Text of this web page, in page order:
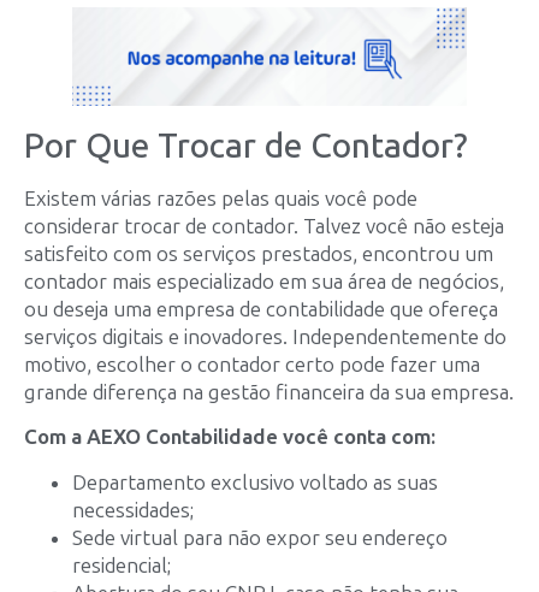
Por Que Trocar de Contador?
Existem várias razões pelas quais você pode
considerar trocar de contador. Talvez você não esteja
satisfeito com os serviços prestados, encontrou um
contador mais especializado em sua área de negócios,
ou deseja uma empresa de contabilidade que ofereça
serviços digitais e inovadores. Independentemente do
motivo, escolher o contador certo pode fazer uma
grande diferença na gestão financeira da sua empresa.
Com a AEXO Contabilidade você conta com:
Departamento exclusivo voltado as suas
necessidades;
Sede virtual para não expor seu endereço
residencial;